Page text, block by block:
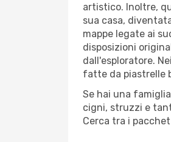
artistico. Inoltre,
sua casa,
mappe legate ai
disposizioni
dall'esploratore.
fatte da piastrelle
Se hai una
cigni, struzzi e
Cerca tra i